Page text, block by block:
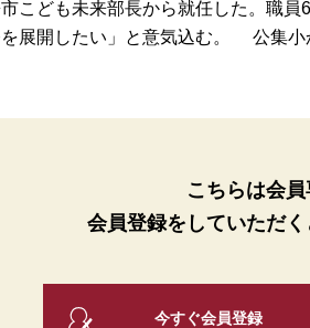
こども未来部長から就任した。職員
展開したい」と意気込む。 公集小
こちらは会
会員登録をしていただく
今すぐ会員登録